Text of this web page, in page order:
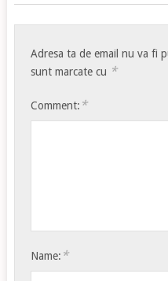
Adresa ta de email nu va fi
sunt marcate cu *
Comment: *
Name: *